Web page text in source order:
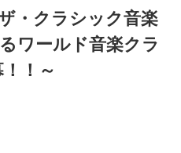
・クラシック音楽
ワールド音楽クラ
！～